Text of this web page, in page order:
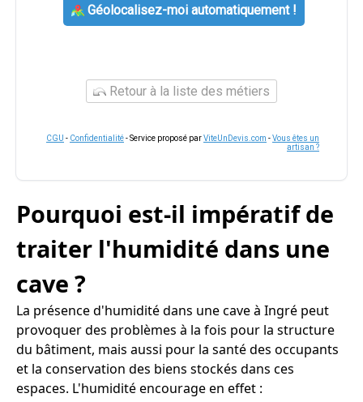
Géolocalisez-moi automatiquement !
Retour à la liste des métiers
CGU - Confidentialité- Service proposé parViteUnDevis.com -Vous êtes un
artisan ?
Pourquoi est-il impératif de
traiter l'humidité dans une
cave ?
La présence d'humidité dans une cave à Ingré peut
provoquer des problèmes à la fois pour la structure
du bâtiment, mais aussi pour la santé des occupants
et la conservation des biens stockés dans ces
espaces. L'humidité encourage en effet :